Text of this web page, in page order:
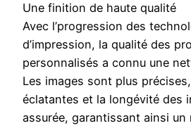
Une finition de haute qualité
Avec l’progression des
d’impression, la qualité des
personnalisés a connu une
Les images sont plus
éclatantes et la longévité des
assurée, garantissant ainsi un